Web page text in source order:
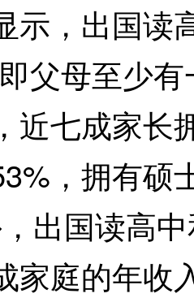
，出国读高
父母至少
近七成家长
，拥有硕
出国读高
家庭的年收